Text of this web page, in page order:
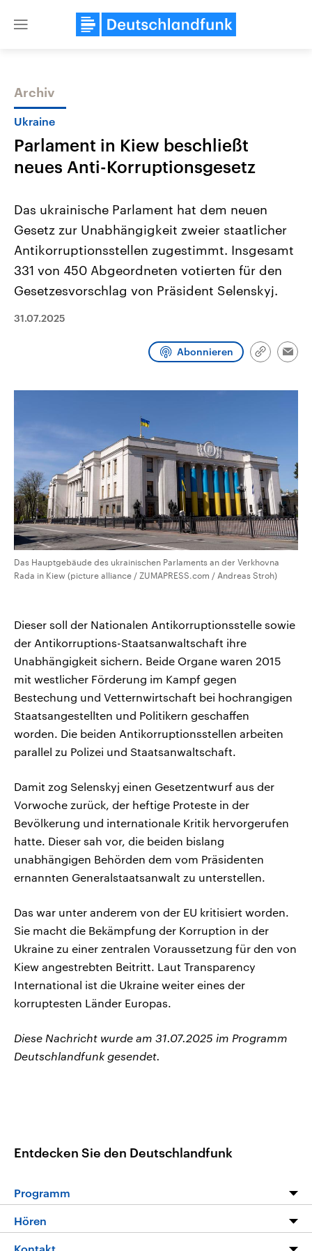
Close
Themen
Landtagswahl Sachsen-Anhalt
2026
Alle Informationen
Sachsen-Anhalt wählt am 6.
September 2026 einen neuen
Landtag. Seit 2021 wird das
CDU, SPD und FDP regiert.-
Wahlprogramme, aktuelle Berichte
und Hintergründe zu den Parteien
und Kandidaten der anstehenden
USA
Aktuelle Beiträge,
Hintergründe
Wirtschaftlich und
gehören die Vereinigten
den mächtigsten Ländern
Programm Podcasts
Audio-Archiv
Archiv
Ukraine
Parlament in Kiew beschließt
neues Anti-Korruptionsgesetz
Das ukrainische Parlament hat dem neuen
Gesetz zur Unabhängigkeit zweier staatlicher
Antikorruptionsstellen zugestimmt. Insgesamt
331 von 450 Abgeordneten votierten für den
Gesetzesvorschlag von Präsident Selenskyj.
31.07.2025
Abonnieren
Link
Das Hauptgebäude des ukrainischen Parlaments an der Verkhovna
Rada in Kiew (picture alliance / ZUMAPRESS.com / Andreas Stroh)
Dieser soll der Nationalen Antikorruptionsstelle sowie
der Antikorruptions-Staatsanwaltschaft ihre
Unabhängigkeit sichern. Beide Organe waren 2015
mit westlicher Förderung im Kampf gegen
Bestechung und Vetternwirtschaft bei hochrangigen
Staatsangestellten und Politikern geschaffen
worden. Die beiden Antikorruptionsstellen arbeiten
parallel zu Polizei und Staatsanwaltschaft.
Damit zog Selenskyj einen Gesetzentwurf aus der
Vorwoche zurück, der heftige Proteste in der
Bevölkerung und internationale Kritik hervorgerufen
hatte. Dieser sah vor, die beiden bislang
unabhängigen Behörden dem vom Präsidenten
ernannten Generalstaatsanwalt zu unterstellen.
Das war unter anderem von der EU kritisiert worden.
Sie macht die Bekämpfung der Korruption in der
Ukraine zu einer zentralen Voraussetzung für den von
Kiew angestrebten Beitritt. Laut Transparency
International ist die Ukraine weiter eines der
korruptesten Länder Europas.
Diese Nachricht wurde am 31.07.2025 im Programm
Deutschlandfunk gesendet.
Entdecken Sie den Deutschlandfunk
Programm
Programm
Hören
Livestream